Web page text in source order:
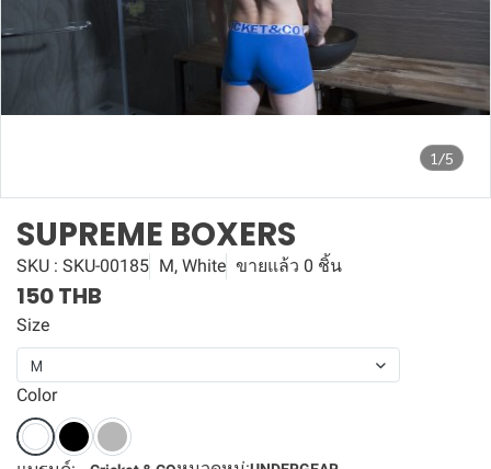
1/5
SUPREME BOXERS
SKU : SKU-00185 M, White ขายแล้ว 0 ชิ้น
150 THB
Size
M
Color